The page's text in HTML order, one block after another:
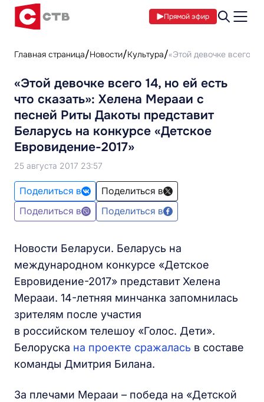
Прямой эфир
Главная страница Новости Культура «Этой девочке всего
«Этой девочке всего 14, но ей есть
что сказать»: Хелена Мерааи с
песней Риты Дакоты представит
Беларусь на конкурсе «Детское
Евровидение-2017»
25 августа 2017 23:57
Поделиться в
Поделиться в
Поделиться в
Поделиться в
Новости Беларуси. Беларусь на
международном конкурсе «Детское
Евровидение-2017» представит Хелена
Мерааи. 14-летняя минчанка запомнилась
зрителям после участия
в российском телешоу «Голос. Дети».
Белоруска на проекте сражалась в составе
команды Дмитрия Билана.
За плечами Мерааи – победа на «Детской